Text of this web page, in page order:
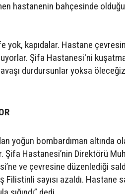
hastanenin bahçesinde
yok, kapıdalar. Hastane
Şifa Hastanesi'ni
durdursunlar yoksa
yoğun bombardıman altında
Hastanesi’nin Direktörü
ve çevresine düzenlediği
sayısı azaldı. Hastane